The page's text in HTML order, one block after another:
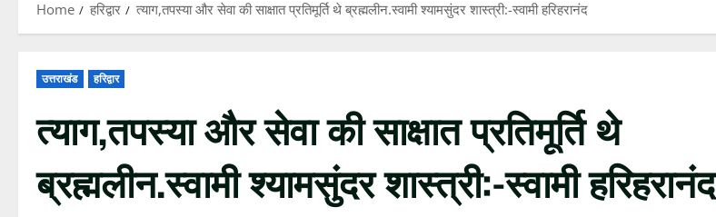
Home हरिद्वार त्याग,तपस्या और सेवा की साक्षात प्रतिमूर्ति थे ब्रह्मलीन.स्वामी श्यामसुंदर शास्त्री:-स्वामी हरिहरानंद
उत्तराखंड हरिद्वार
त्याग,तपस्या और सेवा की साक्षात प्रतिमूर्ति थे
ब्रह्मलीन.स्वामी श्यामसुंदर शास्त्री:-स्वामी हरिहरानंद